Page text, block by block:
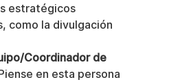
estratégicos
como la divulgación
Coordinador de
en esta persona